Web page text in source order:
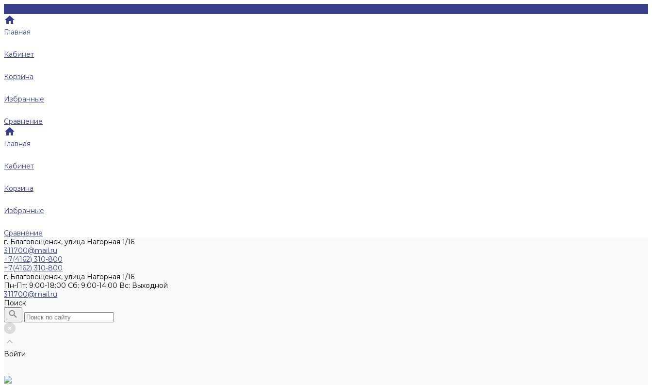
Главная
Кабинет
Корзина
Избранные
Сравнение
Главная
Кабинет
Корзина
Избранные
Сравнение
г. Благовещенск, улица Нагорная 1/16
311700@mail.ru
+7(4162) 310-800
+7(4162) 310-800
г. Благовещенск, улица Нагорная 1/16
Пн-Пт: 9:00-18:00 Cб: 9:00-14:00 Вс: Выходной
311700@mail.ru
Поиск
Войти